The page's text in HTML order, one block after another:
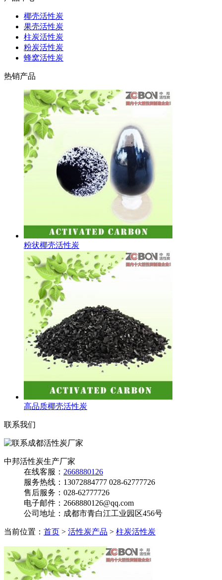
椰壳活性炭
果壳活性炭
柱炭活性炭
粉炭活性炭
蜂窝活性炭
热销产品
粉状椰壳活性炭
高品质椰壳活性炭
联系我们
中邦活性炭生产厂家
在线客服： 2668880126
服务热线： 13072884777 028-62777726
售后服务： 028-62777726
电子邮件： 2668880126@qq.com
公司地址： 成都市青白江工业园区456号
当前位置： 首页 > 活性炭产品 > 柱炭活性炭